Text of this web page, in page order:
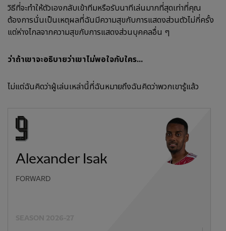
วิธีที่จะทำให้ตัวเองกลับเข้าทีมหรือรับนาทีเล่นมากที่สุดเท่าที่คุณ
ต้องการนั่นเป็นเหตุผลที่ฉันมีความสุขกับการแสดงส่วนตัวไม่กี่ครั้ง
แต่ห่างไกลจากความสุขกับการแสดงส่วนบุคคลอื่น ๆ
ว่าถ้าเขาจะอธิบายว่าเขาไม่พอใจกับใคร...
ไม่แต่ฉันคิดว่าผู้เล่นเหล่านี้ที่ฉันหมายถึงฉันคิดว่าพวกเขารู้แล้ว
Alexander Isak
FORWARD